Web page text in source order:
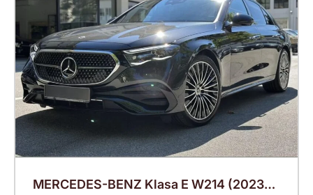
MERCEDES-BENZ Klasa E W214 (2023-)